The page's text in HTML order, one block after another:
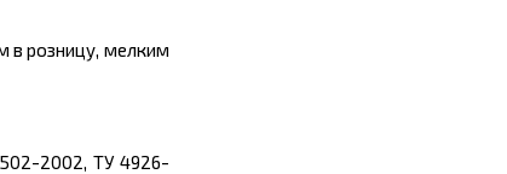
в розницу, мелким
2002, ТУ 4926-